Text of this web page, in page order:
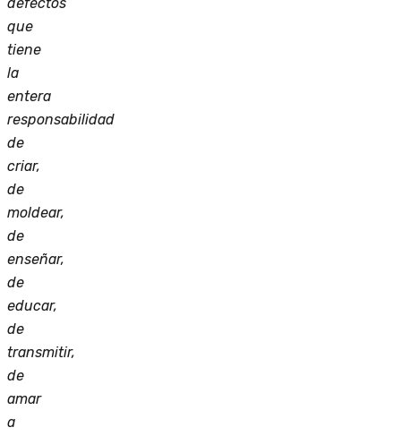
defectos
que
tiene
la
entera
responsabilidad
de
criar,
de
moldear,
de
enseñar,
de
educar,
de
transmitir,
de
amar
a